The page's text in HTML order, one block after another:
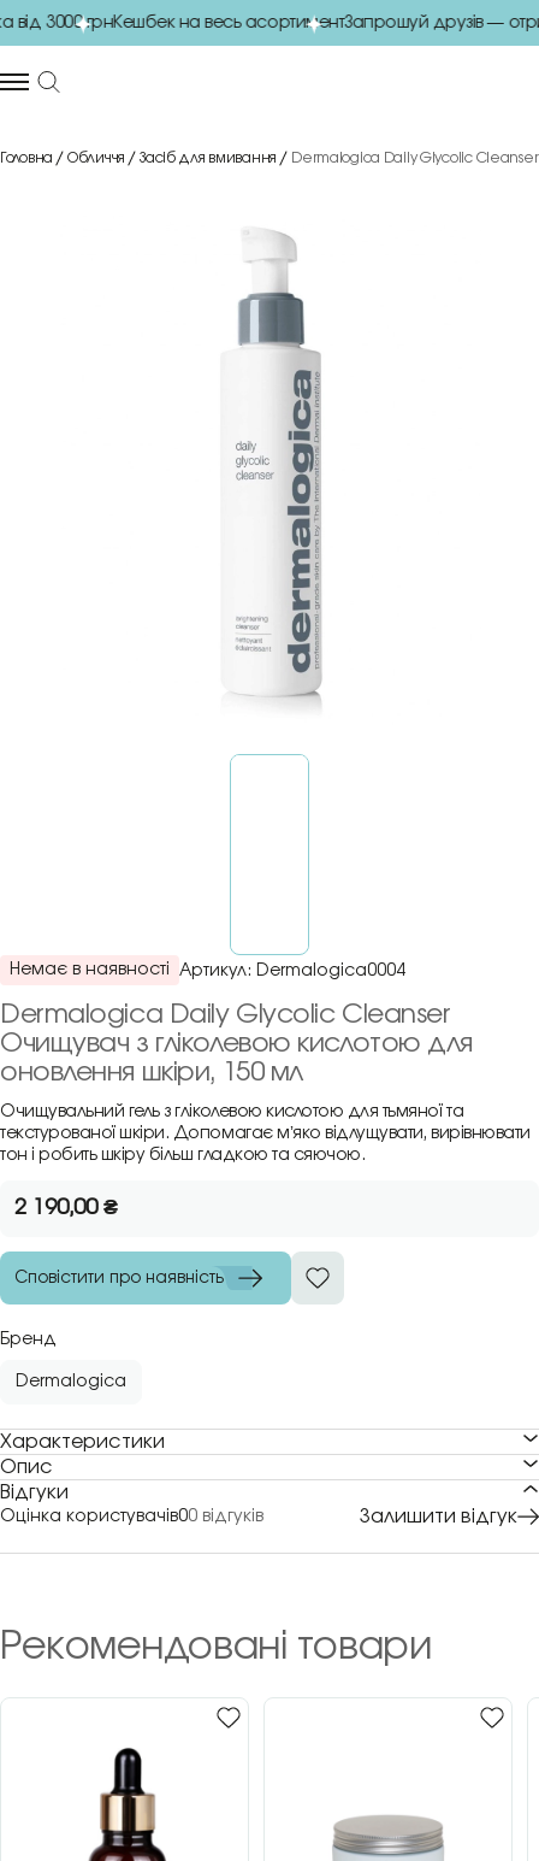
3000 грнКешбек на весь асортиментЗапрошуй друзів —
Головна Обличчя Засіб для вмивання Dermalogica Daily Glycolic Cleanser
Немає в наявності Артикул: Dermalogica0004
Dermalogica Daily Glycolic Cleanser
Очищувач з гліколевою кислотою для
оновлення шкіри, 150 мл
Очищувальний гель з гліколевою кислотою для тьмяної та
текстурованої шкіри. Допомагає мʼяко відлущувати, вирівнювати
тон і робить шкіру більш гладкою та сяючою.
2 190,00₴
Сповістити про наявність
Бренд
Dermalogica
Характеристики
Опис
Відгуки
Оцінка користувачів00 відгуків Залишити відгук
Рекомендовані товари